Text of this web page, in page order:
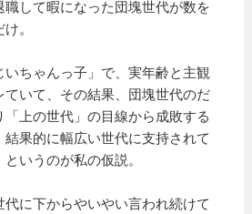
して暇になった団塊世代が数を
。
いちゃんっ子」で、実年齢と主観
ていて、その結果、団塊世代のだ
「上の世代」の目線から成敗する
果的に幅広い世代に支持されて
いうのが私の仮説。
に下からやいやい言われ続けて